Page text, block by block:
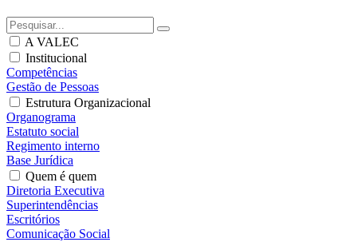
A VALEC
Institucional
Competências
Gestão de Pessoas
Estrutura Organizacional
Organograma
Estatuto social
Regimento interno
Base Jurídica
Quem é quem
Diretoria Executiva
Superintendências
Escritórios
Comunicação Social